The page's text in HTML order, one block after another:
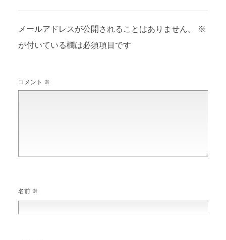
メールアドレスが公開されることはありません。
※
が付いている欄は必須項目です
コメント ※
名前 ※